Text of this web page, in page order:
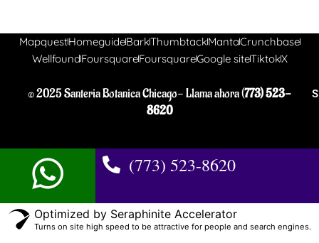
MapquestHomeguideBarkThumbtackMantaCrunchbase
WellfoundFoursquareFoursquareGoogle siteTiktokX
© 2025 Santeria Botanica Chicago- Llama ahora (773) 523-
8620
(773) 523-8620
Optimized by Seraphinite Accelerator
Turns on site high speed to be attractive for people and search engines.